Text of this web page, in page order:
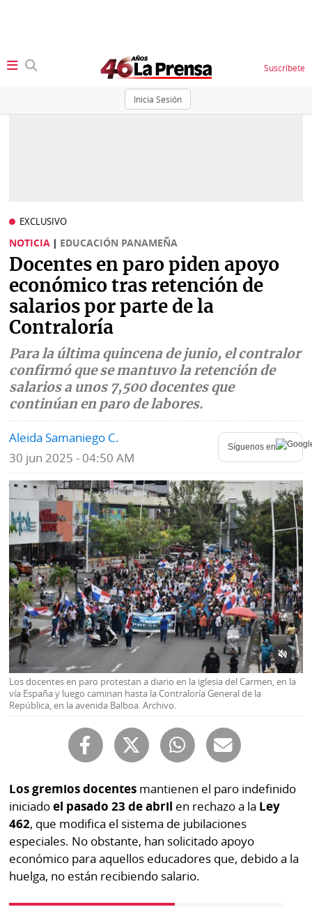
Inicia Sesión
Suscríbete
Sociedad
Judiciales
Política
Economía
Mundo
Deportes
Tecnología
Ponle
Firma
Status
K
Vivir+
Opinión
Fotografías
Videos
Fe
de
erratas
Historias
SERVICIOS
E-
Paper
Buscador
Comunicados
Catálogos
Luctuosas
Contenido
de
marcas
RSS
Temas
Autores
Notas
al
Buenas
prácticas
OTROS
EXCLUSIVO
NOTICIA | EDUCACIÓN PANAMEÑA
Docentes en paro piden apoyo
económico tras retención de
salarios por parte de la
Contraloría
Para la última quincena de junio, el contralor
confirmó que se mantuvo la retención de
salarios a unos 7,500 docentes que
continúan en paro de labores.
Aleida Samaniego C.
30 jun 2025 - 04:50 AM
Síguenos en
Los docentes en paro protestan a diario en la iglesia del Carmen, en la
vía España y luego caminan hasta la Contraloría General de la
República, en la avenida Balboa. Archivo.
Los gremios docentes mantienen el paro indefinido
iniciadoel pasado 23 de abril en rechazo a la Ley
462, que modifica el sistema de jubilaciones
especiales. No obstante, han solicitado apoyo
económico para aquellos educadores que, debido a la
huelga, no están recibiendo salario.